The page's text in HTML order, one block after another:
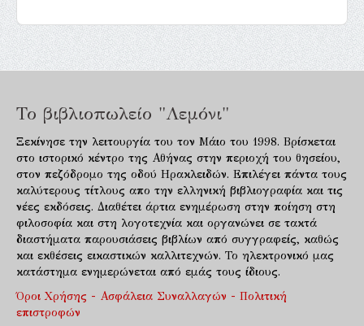
Το βιβλιοπωλείο "Λεμόνι"
Ξεκίνησε την λειτουργία του τον Μάιο του 1998. Βρίσκεται
στο ιστορικό κέντρο της Αθήνας στην περιοχή του θησείου,
στον πεζόδρομο της οδού Ηρακλειδών. Επιλέγει πάντα τους
καλύτερους τίτλους απο την ελληνική βιβλιογραφία και τις
νέες εκδόσεις. Διαθέτει άρτια ενημέρωση στην ποίηση στη
φιλοσοφία και στη λογοτεχνία και οργανώνει σε τακτά
διαστήματα παρουσιάσεις βιβλίων από συγγραφείς, καθώς
και εκθέσεις εικαστικών καλλιτεχνών. Το ηλεκτρονικό μας
κατάστημα ενημερώνεται από εμάς τους ίδιους.
Όροι Χρήσης - Ασφάλεια Συναλλαγών - Πολιτική
επιστροφών